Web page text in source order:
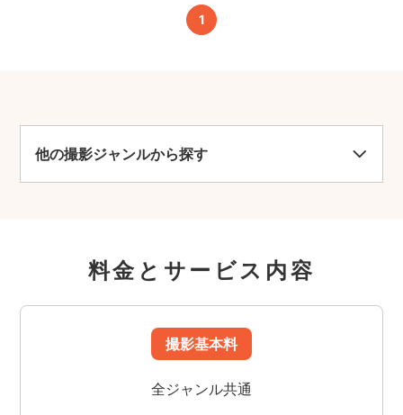
1
他の撮影ジャンルから探す
料金とサービス内容
撮影基本料
全ジャンル共通